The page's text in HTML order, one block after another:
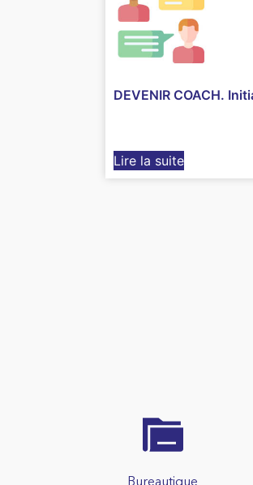
DEVENIR COACH.
Lire la suite
Bureautique